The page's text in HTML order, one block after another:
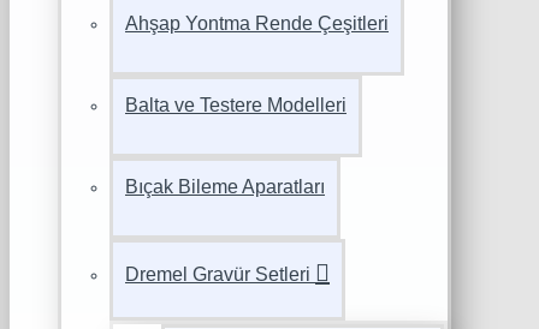
Ahşap Yontma Rende Çeşitleri
Balta ve Testere Modelleri
Bıçak Bileme Aparatları
Dremel Gravür Setleri